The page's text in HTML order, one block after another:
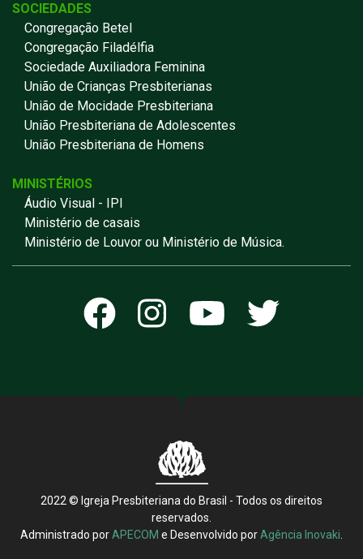
SOCIEDADES
Congregação Betel
Congregação Filadélfia
Sociedade Auxiliadora Feminina
União de Crianças Presbiterianas
União de Mocidade Presbiteriana
União Presbiteriana de Adolescentes
União Presbiteriana de Homens
MINISTÉRIOS
Áudio Visual - IPI
Ministério de casais
Ministério de Louvor ou Ministério de Música.
2022 © Igreja Presbiteriana do Brasil - Todos os direitos
reservados.
Administrado porAPECOM e Desenvolvido porAgência Inovaki